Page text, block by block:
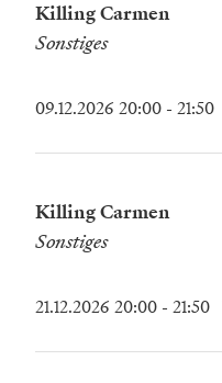
Killing Carmen
Sonstiges
09.12.2026 20:00 - 21:50
Killing Carmen
Sonstiges
21.12.2026 20:00 - 21:50